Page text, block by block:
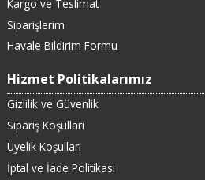
Kargo ve Teslimat
Siparişlerim
Havale Bildirim Formu
Hizmet Politikalarımız
Gizlilik ve Güvenlik
Sipariş Koşulları
Üyelik Koşulları
İptal ve İade Politikası